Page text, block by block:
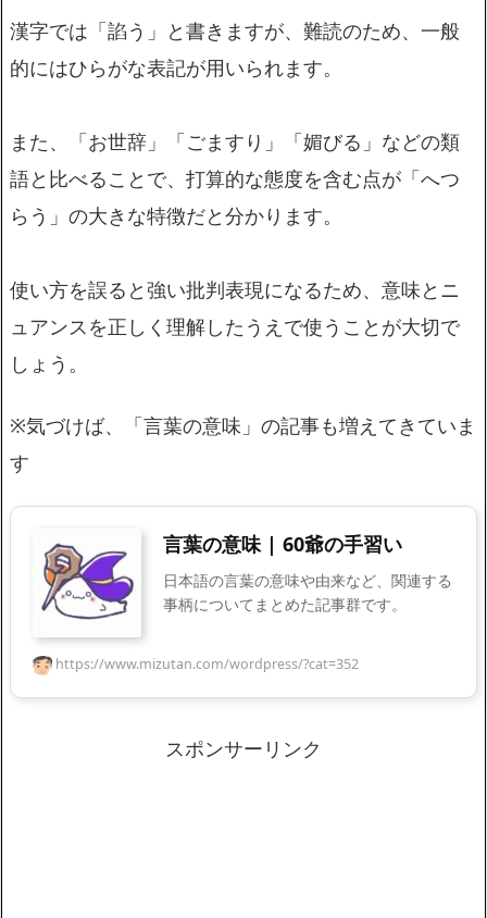
漢字では「諂う」と書きますが、難読のため、一般
的にはひらがな表記が用いられます。
また、「お世辞」「ごますり」「媚びる」などの類
語と比べることで、打算的な態度を含む点が「へつ
らう」の大きな特徴だと分かります。
使い方を誤ると強い批判表現になるため、意味とニ
ュアンスを正しく理解したうえで使うことが大切で
しょう。
※気づけば、「言葉の意味」の記事も増えてきていま
す
言葉の意味 | 60爺の手習い
日本語の言葉の意味や由来など、関連する
事柄についてまとめた記事群です。
https://www.mizutan.com/wordpress/?cat=352
スポンサーリンク